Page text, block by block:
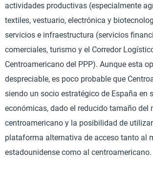
actividades productivas (especialmente
textiles, vestuario, electrónica y
servicios e infraestructura (servicios
comerciales, turismo y el Corredor
Centroamericano del PPP). Aunque esta
despreciable, es poco probable que
siendo un socio estratégico de España en
económicas, dado el reducido tamaño del
centroamericano y la posibilidad de
plataforma alternativa de acceso tanto al
estadounidense como al centroamericano.